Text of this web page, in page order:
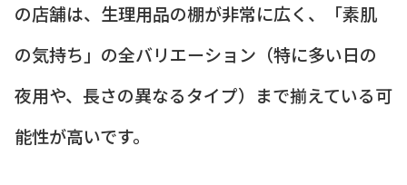
の店舗は、生理用品の棚が非常に広く、「素肌
の気持ち」の全バリエーション（特に多い日の
夜用や、長さの異なるタイプ）まで揃えている可
能性が高いです。